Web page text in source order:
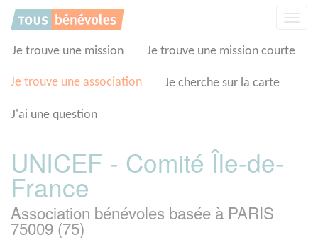
Je trouve une mission Je trouve une mission courte
Je trouve une association Je cherche sur la carte
J'ai une question
UNICEF - Comité Île-de-
France
Association bénévoles basée à PARIS
75009 (75)
Panneau de gestion des cookies